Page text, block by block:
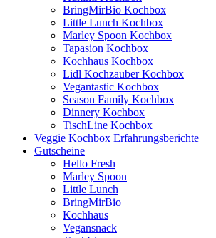
BringMirBio Kochbox
Little Lunch Kochbox
Marley Spoon Kochbox
Tapasion Kochbox
Kochhaus Kochbox
Lidl Kochzauber Kochbox
Vegantastic Kochbox
Season Family Kochbox
Dinnery Kochbox
TischLine Kochbox
Veggie Kochbox Erfahrungsberichte
Gutscheine
Hello Fresh
Marley Spoon
Little Lunch
BringMirBio
Kochhaus
Vegansnack